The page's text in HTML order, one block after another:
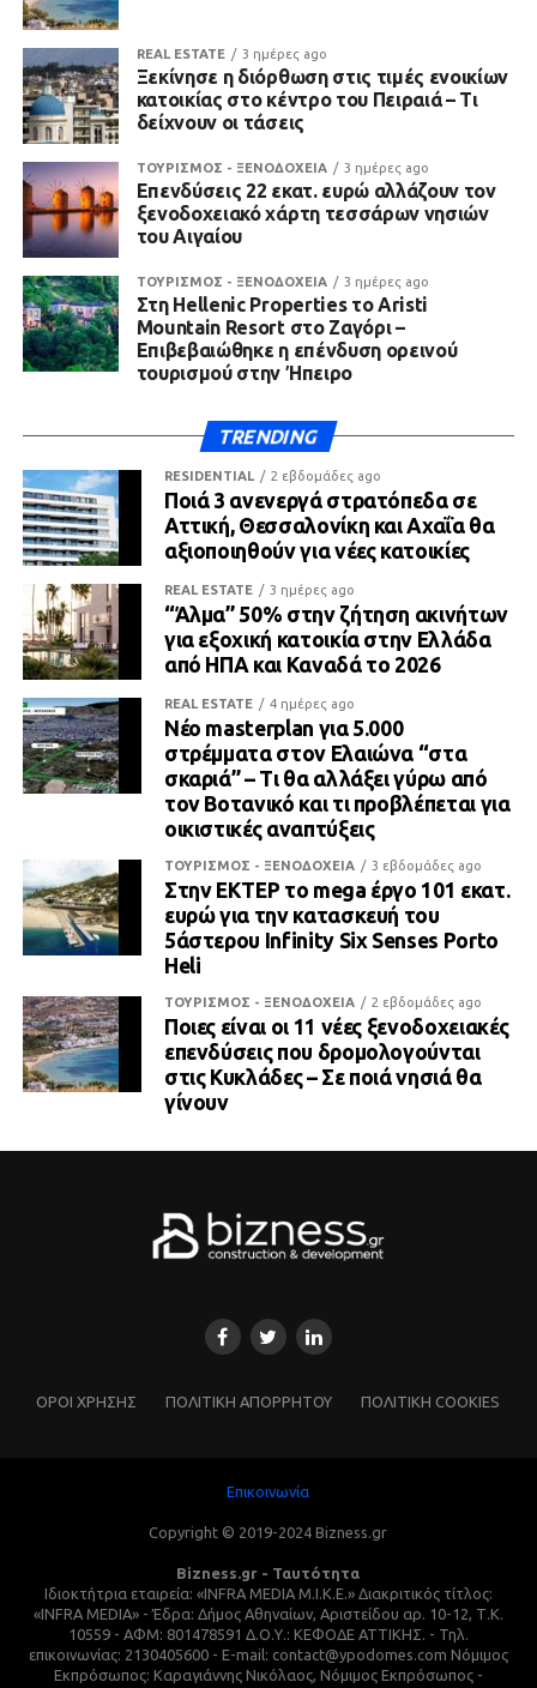
REAL ESTATE 3 ημέρες ago
Ξεκίνησε η διόρθωση στις τιμές ενοικίων
κατοικίας στο κέντρο του Πειραιά – Τι
δείχνουν οι τάσεις
ΤΟΥΡΙΣΜΟΣ - ΞΕΝΟΔΟΧΕΙΑ 3 ημέρες ago
Επενδύσεις 22 εκατ. ευρώ αλλάζουν τον
ξενοδοχειακό χάρτη τεσσάρων νησιών
του Αιγαίου
ΤΟΥΡΙΣΜΟΣ - ΞΕΝΟΔΟΧΕΙΑ 3 ημέρες ago
Στη Hellenic Properties το Aristi
Mountain Resort στο Ζαγόρι –
Επιβεβαιώθηκε η επένδυση ορεινού
τουρισμού στην Ήπειρο
TRENDING
RESIDENTIAL 2 εβδομάδες ago
Ποιά 3 ανενεργά στρατόπεδα σε
Αττική, Θεσσαλονίκη και Αχαΐα θα
αξιοποιηθούν για νέες κατοικίες
REAL ESTATE 3 ημέρες ago
“Άλμα” 50% στην ζήτηση ακινήτων
για εξοχική κατοικία στην Ελλάδα
από ΗΠΑ και Καναδά το 2026
REAL ESTATE 4 ημέρες ago
Νέο masterplan για 5.000
στρέμματα στον Ελαιώνα “στα
σκαριά” – Τι θα αλλάξει γύρω από
τον Βοτανικό και τι προβλέπεται για
οικιστικές αναπτύξεις
ΤΟΥΡΙΣΜΟΣ - ΞΕΝΟΔΟΧΕΙΑ 3 εβδομάδες ago
Στην ΕΚΤΕΡ το mega έργο 101 εκατ.
ευρώ για την κατασκευή του
5άστερου Infinity Six Senses Porto
Heli
ΤΟΥΡΙΣΜΟΣ - ΞΕΝΟΔΟΧΕΙΑ 2 εβδομάδες ago
Ποιες είναι οι 11 νέες ξενοδοχειακές
επενδύσεις που δρομολογούνται
στις Κυκλάδες – Σε ποιά νησιά θα
γίνουν
ΌΡΟΙ ΧΡΗΣΗΣ ΠΟΛΙΤΙΚΗ ΑΠΟΡΡΗΤΟΥ ΠΟΛΙΤΙΚΗ COOKIES
Επικοινωνία
Copyright © 2019-2024 Bizness.gr
Bizness.gr - Ταυτότητα
Ιδιοκτήτρια εταιρεία: «INFRA MEDIA M.I.K.E.» Διακριτικός τίτλος:
«INFRA MEDIA» - Έδρα: Δήμος Αθηναίων, Αριστείδου αρ. 10-12, Τ.Κ.
10559 - ΑΦΜ: 801478591 Δ.Ο.Υ.: ΚΕΦΟΔΕ ΑΤΤΙΚΗΣ. - Τηλ.
επικοινωνίας: 2130405600 - E-mail: contact@ypodomes.com Νόμιμος
Εκπρόσωπος: Καραγιάννης Νικόλαος, Νόμιμος Εκπρόσωπος -